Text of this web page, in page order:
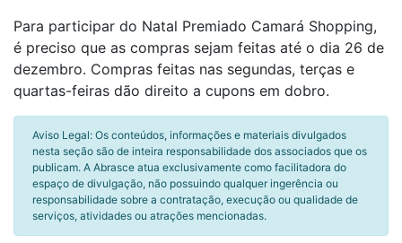
Para participar do Natal Premiado Camará Shopping,
é preciso que as compras sejam feitas até o dia 26 de
dezembro. Compras feitas nas segundas, terças e
quartas-feiras dão direito a cupons em dobro.
Aviso Legal: Os conteúdos, informações e materiais divulgados
nesta seção são de inteira responsabilidade dos associados que os
publicam. A Abrasce atua exclusivamente como facilitadora do
espaço de divulgação, não possuindo qualquer ingerência ou
responsabilidade sobre a contratação, execução ou qualidade de
serviços, atividades ou atrações mencionadas.